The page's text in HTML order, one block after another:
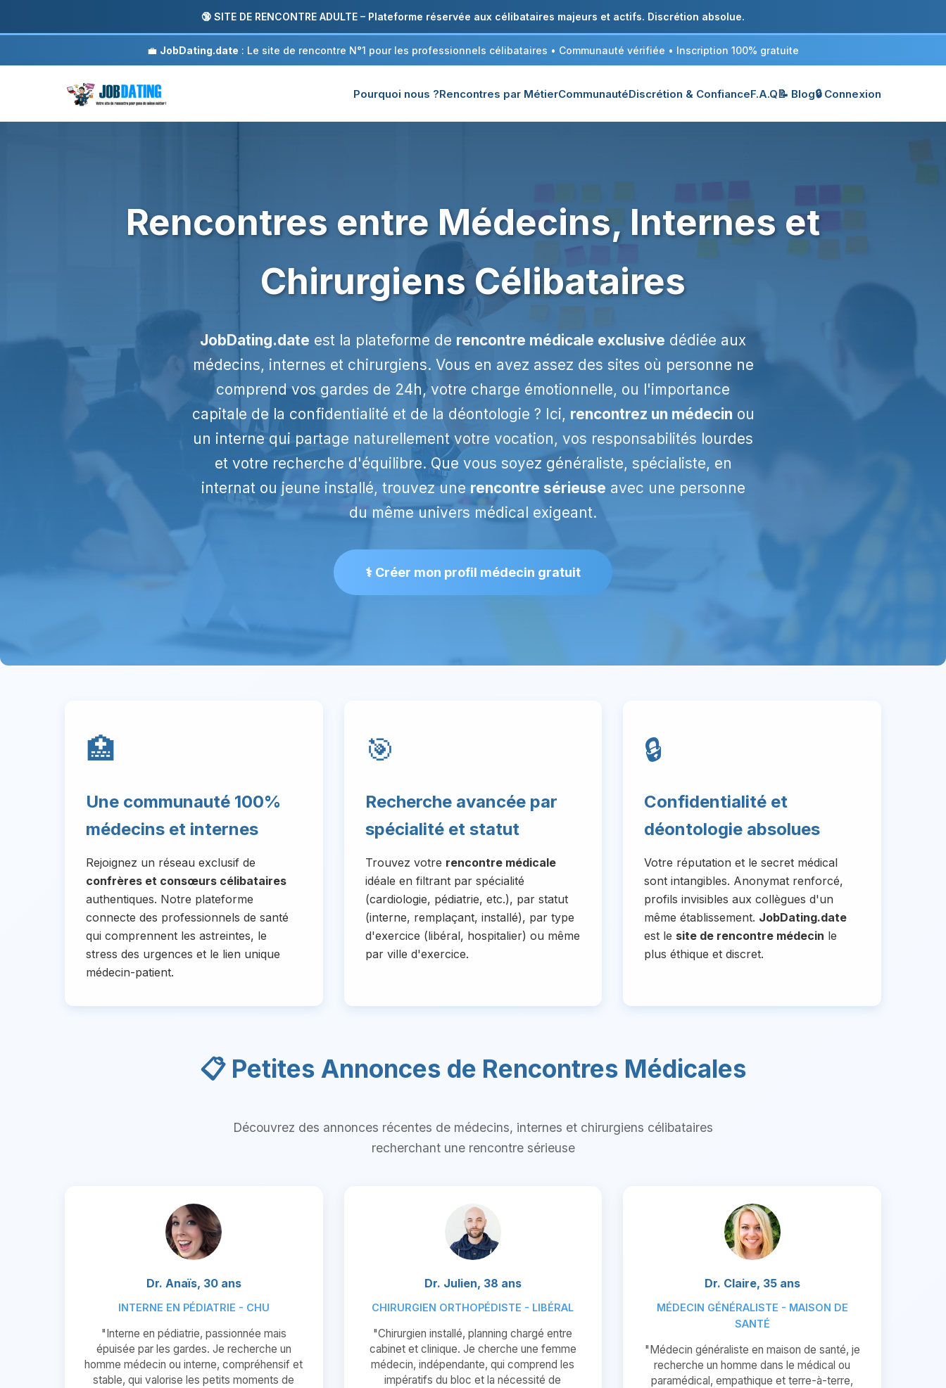
🔞 SITE DE RENCONTRE ADULTE – Plateforme réservée aux célibataires majeurs et actifs. Discrétion absolue.
💼 JobDating.date : Le site de rencontre N°1 pour les professionnels célibataires • Communauté vérifiée • Inscription 100% gratuite
Pourquoi nous ?Rencontres par MétierCommunautéDiscrétion & ConfianceF.A.Q📝 Blog🔒 Connexion
Rencontres entre Médecins, Internes et
Chirurgiens Célibataires
JobDating.date est la plateforme de rencontre médicale exclusive dédiée aux
médecins, internes et chirurgiens. Vous en avez assez des sites où personne ne
comprend vos gardes de 24h, votre charge émotionnelle, ou l'importance
capitale de la confidentialité et de la déontologie ? Ici, rencontrez un médecin ou
un interne qui partage naturellement votre vocation, vos responsabilités lourdes
et votre recherche d'équilibre. Que vous soyez généraliste, spécialiste, en
internat ou jeune installé, trouvez une rencontre sérieuse avec une personne
du même univers médical exigeant.
⚕️ Créer mon profil médecin gratuit
🏥
Une communauté 100%
médecins et internes
Rejoignez un réseau exclusif de
confrères et consœurs célibataires
authentiques. Notre plateforme
connecte des professionnels de santé
qui comprennent les astreintes, le
stress des urgences et le lien unique
médecin-patient.
🎯
Recherche avancée par
spécialité et statut
Trouvez votre rencontre médicale
idéale en filtrant par spécialité
(cardiologie, pédiatrie, etc.), par statut
(interne, remplaçant, installé), par type
d'exercice (libéral, hospitalier) ou même
par ville d'exercice.
🔒
Confidentialité et
déontologie absolues
Votre réputation et le secret médical
sont intangibles. Anonymat renforcé,
profils invisibles aux collègues d'un
même établissement. JobDating.date
est le site de rencontre médecin le
plus éthique et discret.
📋 Petites Annonces de Rencontres Médicales
Découvrez des annonces récentes de médecins, internes et chirurgiens célibataires
recherchant une rencontre sérieuse
Dr. Anaïs, 30 ans
INTERNE EN PÉDIATRIE - CHU
"Interne en pédiatrie, passionnée mais
épuisée par les gardes. Je recherche un
homme médecin ou interne, compréhensif et
stable, qui valorise les petits moments de
Dr. Julien, 38 ans
CHIRURGIEN ORTHOPÉDISTE - LIBÉRAL
"Chirurgien installé, planning chargé entre
cabinet et clinique. Je cherche une femme
médecin, indépendante, qui comprend les
impératifs du bloc et la nécessité de
Dr. Claire, 35 ans
MÉDECIN GÉNÉRALISTE - MAISON DE
SANTÉ
"Médecin généraliste en maison de santé, je
recherche un homme dans le médical ou
paramédical, empathique et terre-à-terre,